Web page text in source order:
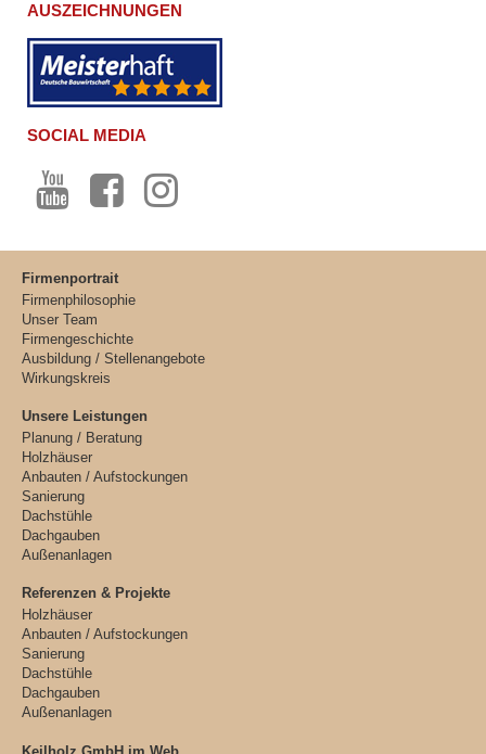
AUSZEICHNUNGEN
SOCIAL MEDIA
Firmenportrait
Firmenphilosophie
Unser Team
Firmengeschichte
Ausbildung / Stellenangebote
Wirkungskreis
Unsere Leistungen
Planung / Beratung
Holzhäuser
Anbauten / Aufstockungen
Sanierung
Dachstühle
Dachgauben
Außenanlagen
Referenzen & Projekte
Holzhäuser
Anbauten / Aufstockungen
Sanierung
Dachstühle
Dachgauben
Außenanlagen